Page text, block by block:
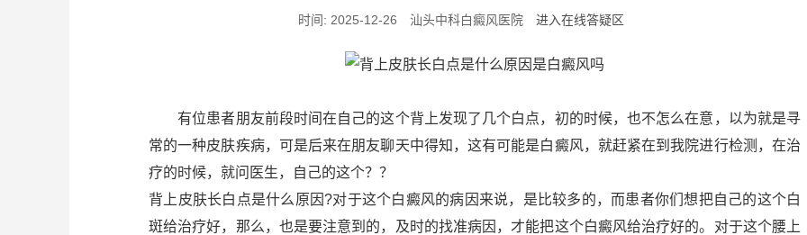
时间: 2025-12-26 汕头中科白癜风医院 进入在线答疑区
有位患者朋友前段时间在自己的这个背上发现了几个白点，初的时候，也不怎么在意，以为就是寻
常的一种皮肤疾病，可是后来在朋友聊天中得知，这有可能是白癜风，就赶紧在到我院进行检测，在治
疗的时候，就问医生，自己的这个？？
背上皮肤长白点是什么原因?对于这个白癜风的病因来说，是比较多的，而患者你们想把自己的这个白
斑给治疗好，那么，也是要注意到的，及时的找准病因，才能把这个白癜风给治疗好的。对于这个腰上